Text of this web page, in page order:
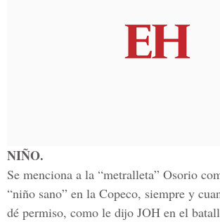
NIÑO.
Se menciona a la “metralleta” Osorio
“niño sano” en la Copeco, siempre y
dé permiso, como le dijo JOH en el